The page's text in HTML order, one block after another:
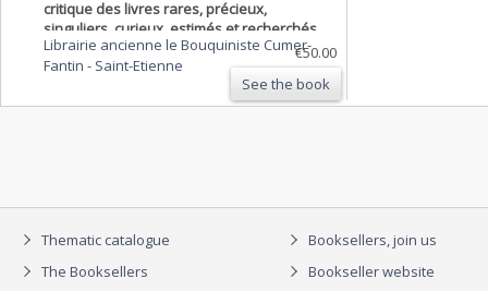
critique des livres rares, précieux,
singuliers, curieux, estimés et recherchés
qui n'ont aucun prix fixe, tant des auteurs
connus que de ceux qui ne le sont pas, soit
Librairie ancienne le Bouquiniste Cumer-
Fantin - Saint-Etienne
€50.00
See the book
Thematic catalogue
The Booksellers
Booksellers, join us
Bookseller website